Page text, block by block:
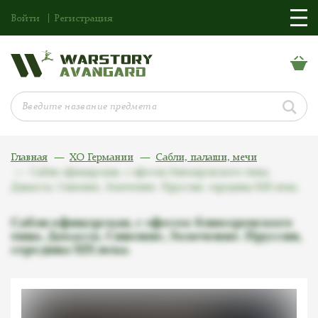
Войти Регистрация
Главная ХО Германии
Сабли, палаши, мечи
Сабля офицерская, с эфесом блюхеровского
типа. Дамасск, Синение, Золочение. Пруссия,
середина XIX века.